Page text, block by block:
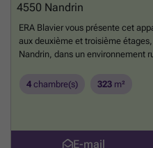
4550 Nandrin
ERA Blavier vous présente cet
aux deuxième et troisième
Nandrin, dans un environnement
travaux à prévoir. Le duplex
entièrement ouverte, regroupant
cuisine, offrant de beaux
compose de trois chambres et de
supérieur, le bien dispose d’une
4 chambre(s) 323 m²
E-mail